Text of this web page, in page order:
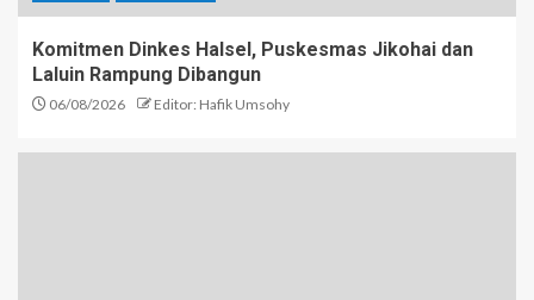
Komitmen Dinkes Halsel, Puskesmas Jikohai dan
Laluin Rampung Dibangun
06/08/2026 Editor: Hafik Umsohy